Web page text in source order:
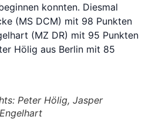
konnten. Diesmal
(MS DCM) mit 98 Punkten
(MZ DR) mit 95 Punkten
Hölig aus Berlin mit 85
Peter Hölig, Jasper